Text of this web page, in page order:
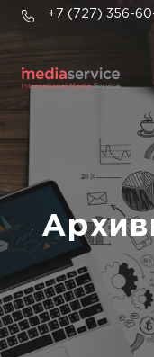
+7 (727) 356-